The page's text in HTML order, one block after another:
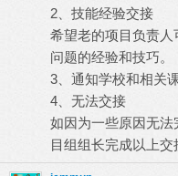
2、技能经验交接
希望老的项目负责
问题的经验和技巧。
3、通知学校和相关
4、无法交接
如因为一些原因无
目组组长完成以上交